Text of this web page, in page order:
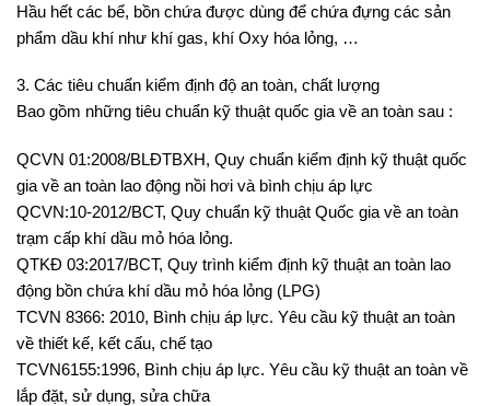
Hầu hết các bể, bồn chứa được dùng để chứa đựng các sản
phẩm dầu khí như khí gas, khí Oxy hóa lỏng, …
3. Các tiêu chuẩn kiểm định độ an toàn, chất lượng
Bao gồm những tiêu chuẩn kỹ thuật quốc gia về an toàn sau :
QCVN 01:2008/BLĐTBXH, Quy chuẩn kiểm định kỹ thuật quốc
gia về an toàn lao động nồi hơi và bình chịu áp lực
QCVN:10-2012/BCT, Quy chuẩn kỹ thuật Quốc gia về an toàn
trạm cấp khí dầu mỏ hóa lỏng.
QTKĐ 03:2017/BCT, Quy trình kiểm định kỹ thuật an toàn lao
động bồn chứa khí dầu mỏ hóa lỏng (LPG)
TCVN 8366: 2010, Bình chịu áp lực. Yêu cầu kỹ thuật an toàn
về thiết kế, kết cấu, chế tạo
TCVN6155:1996, Bình chịu áp lực. Yêu cầu kỹ thuật an toàn về
lắp đặt, sử dụng, sửa chữa